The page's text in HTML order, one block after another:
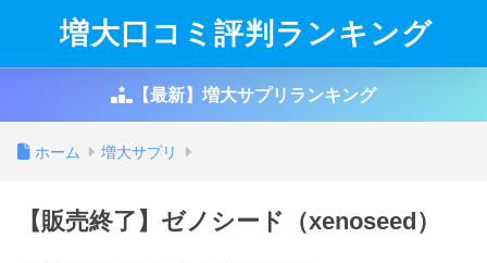
増大口コミ評判ランキング
【最新】増大サプリランキング
ホーム 増大サプリ
【販売終了】ゼノシード（xenoseed）